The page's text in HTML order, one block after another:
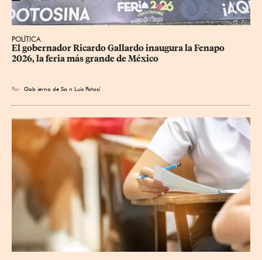
POLÍTICA
​El gobernador Ricardo Gallardo inaugura la Fenapo
2026, la feria más grande de México
Por Gob ierno de Sa n Luis Potosí